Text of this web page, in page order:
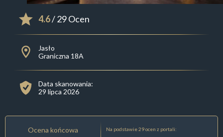
4.6/ 29 Ocen
Jasło
Graniczna 18A
Data skanowania:
29 lipca 2026
Ocena końcowa Na podstawie 29 ocen z portali: